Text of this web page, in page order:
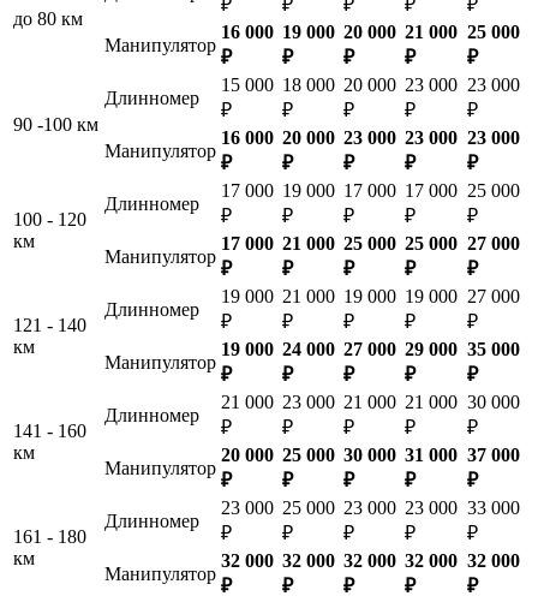
до 80 км
₽
₽
₽
₽
₽
Манипулятор
16 000
₽
19 000
₽
20 000
₽
21 000
₽
25 000
₽
90 -100 км
Длинномер
15 000
₽
18 000
₽
20 000
₽
23 000
₽
23 000
₽
Манипулятор
16 000
₽
20 000
₽
23 000
₽
23 000
₽
23 000
₽
100 - 120
км
Длинномер
17 000
₽
19 000
₽
17 000
₽
17 000
₽
25 000
₽
Манипулятор
17 000
₽
21 000
₽
25 000
₽
25 000
₽
27 000
₽
121 - 140
км
Длинномер
19 000
₽
21 000
₽
19 000
₽
19 000
₽
27 000
₽
Манипулятор
19 000
₽
24 000
₽
27 000
₽
29 000
₽
35 000
₽
141 - 160
км
Длинномер
21 000
₽
23 000
₽
21 000
₽
21 000
₽
30 000
₽
Манипулятор
20 000
₽
25 000
₽
30 000
₽
31 000
₽
37 000
₽
161 - 180
км
Длинномер
23 000
₽
25 000
₽
23 000
₽
23 000
₽
33 000
₽
Манипулятор
32 000
₽
32 000
₽
32 000
₽
32 000
₽
32 000
₽